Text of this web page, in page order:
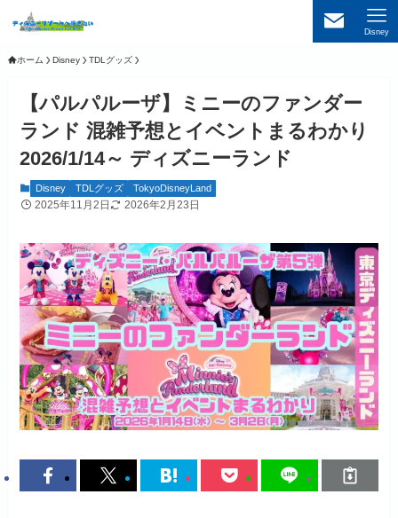
Disney
ホーム Disney TDLグッズ
【パルパルーザ】ミニーのファンダー
ランド 混雑予想とイベントまるわかり
2026/1/14～ ディズニーランド
Disney TDLグッズ TokyoDisneyLand
2025年11月2日 2026年2月23日